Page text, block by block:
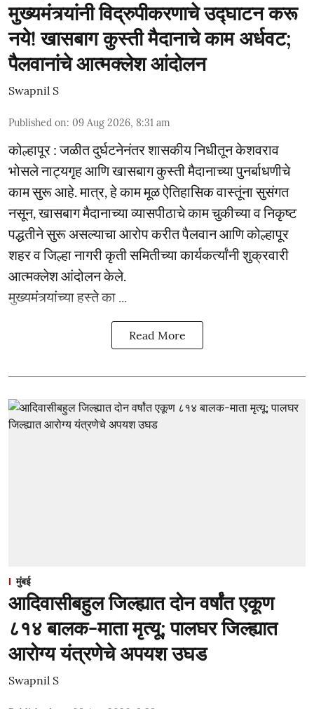
मुख्यमंत्र्यांनी विद्रुपीकरणाचे उद्घाटन करू
नये! खासबाग कुस्ती मैदानाचे काम अर्धवट;
पैलवानांचे आत्मक्लेश आंदोलन
Swapnil S
Published on: 09 Aug 2026, 8:31 am
कोल्हापूर : जळीत दुर्घटनेनंतर शासकीय निधीतून केशवराव
भोसले नाट्यगृह आणि खासबाग कुस्ती मैदानाच्या पुनर्बाधणीचे
काम सुरू आहे. मात्र, हे काम मूळ ऐतिहासिक वास्तूंना सुसंगत
नसून, खासबाग मैदानाच्या व्यासपीठाचे काम चुकीच्या व निकृष्ट
पद्धतीने सुरू असल्याचा आरोप करीत पैलवान आणि कोल्हापूर
शहर व जिल्हा नागरी कृती समितीच्या कार्यकर्त्यांनी शुक्रवारी
आत्मक्लेश आंदोलन केले.
मुख्यमंत्र्यांच्या हस्ते का ...
Read More
मुंबई
आदिवासीबहुल जिल्ह्यात दोन वर्षांत एकूण
८१४ बालक-माता मृत्यू; पालघर जिल्ह्यात
आरोग्य यंत्रणेचे अपयश उघड
Swapnil S